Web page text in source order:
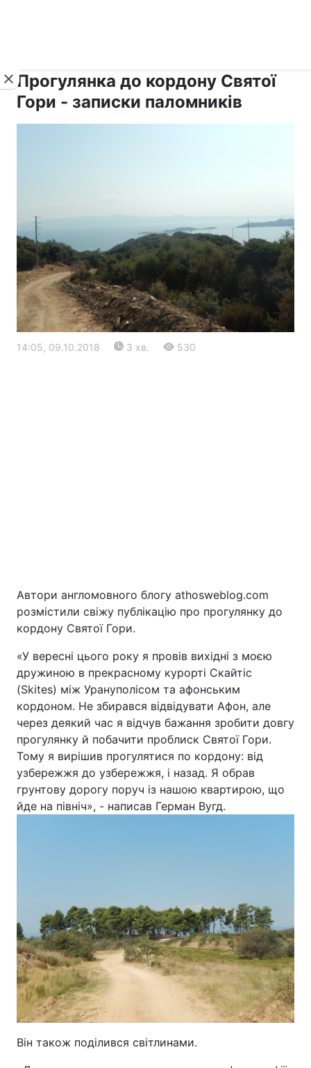
РЕГІОНИ
Київ Львів
Дніпро Харків
Одеса
Спорт Наука
Техно і зв'язок Лайт
Цікавинки Погода
Відео з Youtube Статті
Інтерв'ю Думки
Архів Вакансії
Прогулянка до кордону Святої
Гори - записки паломників
14:05, 09.10.2018 3 хв. 530
Автори англомовного блогу athosweblog.com
розмістили свіжу публікацію про прогулянку до
кордону Святої Гори.
«У вересні цього року я провів вихідні з моєю
дружиною в прекрасному курорті Скайтіс
(Skites) між Урануполісом та афонським
кордоном. Не збирався відвідувати Афон, але
через деякий час я відчув бажання зробити довгу
прогулянку й побачити проблиск Святої Гори.
Тому я вирішив прогулятися по кордону: від
узбережжя до узбережжя, і назад. Я обрав
грунтову дорогу поруч із нашою квартирою, що
йде на північ», - написав Герман Вугд.
Він також поділився світлинами.